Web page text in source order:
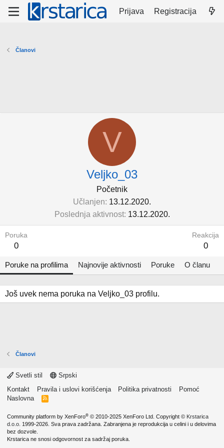
Prijava Registracija
Članovi
V
Veljko_03
Početnik
Učlanjen 13.12.2020.
Poslednja aktivnost 13.12.2020.
Poruka
0
Reakcija
0
Poruke na profilima Najnovije aktivnosti Poruke O članu
Još uvek nema poruka na Veljko_03 profilu.
Članovi
Svetli stil
Srpski
Kontakt
Pravila i uslovi korišćenja Politika privatnosti
Pomoć
Naslovna
R
Community platform by XenForo® © 2010-2025 XenForo Ltd. Copyright © Krstarica
d.o.o. 1999-2026. Sva prava zadržana. Zabranjena je reprodukcija u celini i u delovima
bez dozvole.
Krstarica ne snosi odgovornost za sadržaj poruka.